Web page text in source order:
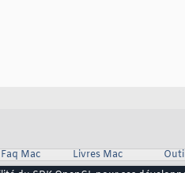
Faq Mac Livres Mac